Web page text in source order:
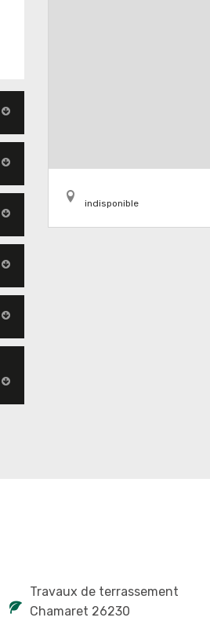
indisponible
Travaux de terrassement
Chamaret 26230